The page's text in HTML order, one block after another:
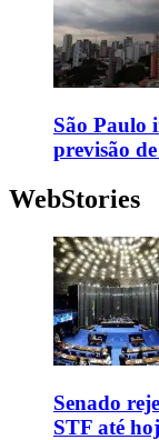
São Paulo
previsão
WebStories
Senado
STF até